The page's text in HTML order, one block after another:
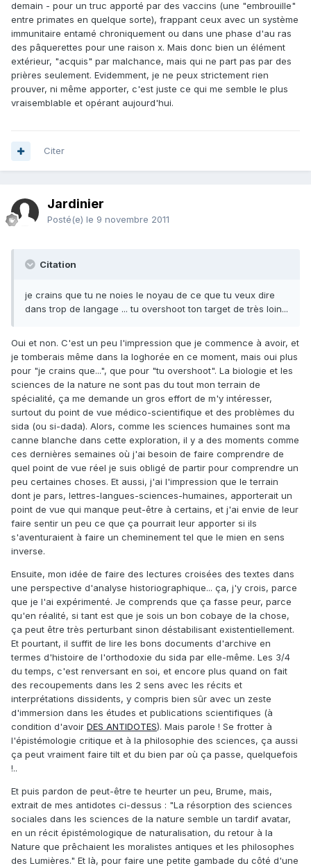
demain - pour un truc apporté par des vaccins (une "embrouille"
entre primates en quelque sorte), frappant ceux avec un système
immunitaire entamé chroniquement ou dans une phase d'au ras
des pâquerettes pour une raison x. Mais donc bien un élément
extérieur, "acquis" par malchance, mais qui ne part pas par des
prières seulement. Evidemment, je ne peux strictement rien
prouver, ni même apporter, c'est juste ce qui me semble le plus
vraisemblable et opérant aujourd'hui.
Citer
Jardinier
Posté(e) le 9 novembre 2011
Citation
je crains que tu ne noies le noyau de ce que tu veux dire
dans trop de langage ... tu overshoot ton target de très loin...
Oui et non. C'est un peu l'impression que je commence à avoir, et
je tomberais même dans la loghorée en ce moment, mais oui plus
pour "je crains que...", que pour "tu overshoot". La biologie et les
sciences de la nature ne sont pas du tout mon terrain de
spécialité, ça me demande un gros effort de m'y intéresser,
surtout du point de vue médico-scientifique et des problèmes du
sida (ou si-dada). Alors, comme les sciences humaines sont ma
canne blanche dans cette exploration, il y a des moments comme
ces dernières semaines où j'ai besoin de faire comprendre de
quel point de vue réel je suis obligé de partir pour comprendre un
peu certaines choses. Et aussi, j'ai l'impression que le terrain
dont je pars, lettres-langues-sciences-humaines, apporterait un
point de vue qui manque peut-être à certains, et j'ai envie de leur
faire sentir un peu ce que ça pourrait leur apporter si ils
s'aventuraient à faire un cheminement tel que le mien en sens
inverse.
Ensuite, mon idée de faire des lectures croisées des textes dans
une perspective d'analyse historiographique... ça, j'y crois, parce
que je l'ai expérimenté. Je comprends que ça fasse peur, parce
qu'en réalité, si tant est que je sois un bon cobaye de la chose,
ça peut être très perturbant sinon déstabilisant existentiellement.
Et pourtant, il suffit de lire les bons documents d'archive en
termes d'histoire de l'orthodoxie du sida par elle-même. Les 3/4
du temps, c'est renversant en soi, et encore plus quand on fait
des recoupements dans les 2 sens avec les récits et
interprétations dissidents, y compris bien sûr avec un zeste
d'immersion dans les études et publications scientifiques (à
condition d'avoir DES ANTIDOTES). Mais parole ! Se frotter à
l'épistémologie critique et à la philosophie des sciences, ça aussi
ça peut vraiment faire tilt et du bien par où ça passe, quelquefois
!..
Et puis pardon de peut-être te heurter un peu, Brume, mais,
extrait de mes antidotes ci-dessus : "La résorption des sciences
sociales dans les sciences de la nature semble un tardif avatar,
en un récit épistémologique de naturalisation, du retour à la
Nature que prêchaient les moralistes antiques et les philosophes
des Lumières." Et là, pour faire une petite gambade du côté d'une